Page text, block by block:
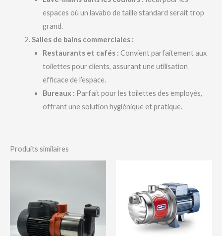
espaces où un lavabo de taille standard serait trop
grand.
Salles de bains commerciales :
Restaurants et cafés : Convient parfaitement aux
toilettes pour clients, assurant une utilisation
efficace de l’espace.
Bureaux : Parfait pour les toilettes des employés,
offrant une solution hygiénique et pratique.
Produits similaires